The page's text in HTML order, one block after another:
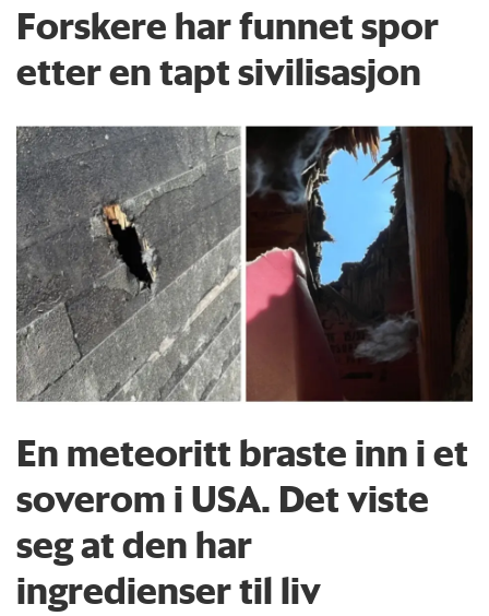
Forskere har funnet spor
etter en tapt sivilisasjon
En meteoritt braste inn i et
soverom i USA. Det viste
seg at den har
ingredienser til liv